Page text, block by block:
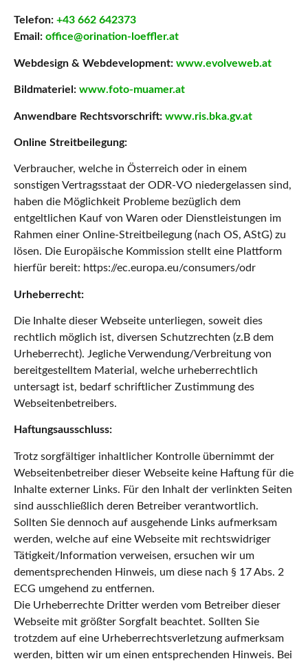
Telefon: +43 662 642373
Email: office@orination-loeffler.at
Webdesign & Webdevelopment: www.evolveweb.at
Bildmateriel: www.foto-muamer.at
Anwendbare Rechtsvorschrift: www.ris.bka.gv.at
Online Streitbeilegung:
Verbraucher, welche in Österreich oder in einem
sonstigen Vertragsstaat der ODR-VO niedergelassen sind,
haben die Möglichkeit Probleme bezüglich dem
entgeltlichen Kauf von Waren oder Dienstleistungen im
Rahmen einer Online-Streitbeilegung (nach OS, AStG) zu
lösen. Die Europäische Kommission stellt eine Plattform
hierfür bereit: https://ec.europa.eu/consumers/odr
Urheberrecht:
Die Inhalte dieser Webseite unterliegen, soweit dies
rechtlich möglich ist, diversen Schutzrechten (z.B dem
Urheberrecht). Jegliche Verwendung/Verbreitung von
bereitgestelltem Material, welche urheberrechtlich
untersagt ist, bedarf schriftlicher Zustimmung des
Webseitenbetreibers.
Haftungsausschluss:
Trotz sorgfältiger inhaltlicher Kontrolle übernimmt der
Webseitenbetreiber dieser Webseite keine Haftung für die
Inhalte externer Links. Für den Inhalt der verlinkten Seiten
sind ausschließlich deren Betreiber verantwortlich.
Sollten Sie dennoch auf ausgehende Links aufmerksam
werden, welche auf eine Webseite mit rechtswidriger
Tätigkeit/Information verweisen, ersuchen wir um
dementsprechenden Hinweis, um diese nach § 17 Abs. 2
ECG umgehend zu entfernen.
Die Urheberrechte Dritter werden vom Betreiber dieser
Webseite mit größter Sorgfalt beachtet. Sollten Sie
trotzdem auf eine Urheberrechtsverletzung aufmerksam
werden, bitten wir um einen entsprechenden Hinweis. Bei